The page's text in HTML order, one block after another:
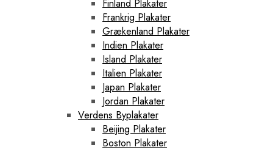
Finland Plakater
Frankrig Plakater
Grækenland Plakater
Indien Plakater
Island Plakater
Italien Plakater
Japan Plakater
Jordan Plakater
Verdens Byplakater
Beijing Plakater
Boston Plakater